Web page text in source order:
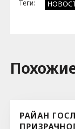
Теги:
РАЙАН